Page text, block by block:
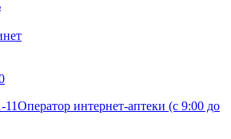
11Оператор интернет-аптеки (с 9:00 до